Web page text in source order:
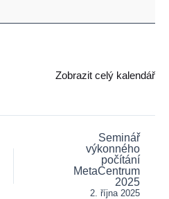
Zobrazit celý kalendář
Seminář
výkonného
počítání
MetaCentrum
2025
2. října 2025